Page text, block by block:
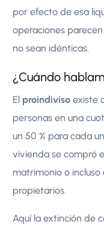
por efecto de esa
operaciones
no sean idénticas.
¿Cuándo
El proindiviso existe
personas en una
un 50 % para cada
vivienda se compró
matrimonio o
propietarios.
Aquí la extinción de